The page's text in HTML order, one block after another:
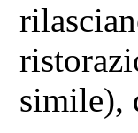
simile),